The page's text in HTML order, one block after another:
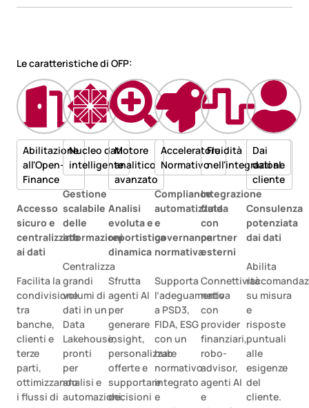
Le caratteristiche di OFP:
Abilitazione
all'Open-
Finance
Accesso
sicuro e
centralizzato
ai dati
Facilita la
condivisione
tra
banche,
clienti e
terze
parti,
ottimizzando
i flussi di
Nucleo dati
intelligente
Gestione
scalabile
delle
informazioni
Centralizza
grandi
volumi di
dati in un
Data
Lakehouse,
pronti
per
analisi e
automazioni.
Motore
analitico
avanzato
Analisi
evoluta e
reportistica
dinamica
Sfrutta
agenti AI
per
generare
insight,
personalizzare
offerte e
supportare
decisioni
Acceleratore
Normativo
Compliance
automatizzata
e
governance
normativa
Supporta
l’adeguamento
a PSD3,
FIDA, ESG
con un
hub
normativo
integrato
e
Fluidità
nell'integrazione
Integrazione
fluida
con
partner
esterni
Connettività
nativa
con
provider
finanziari,
robo-
advisor,
agenti AI
e
Dai
dati al
cliente
Consulenza
potenziata
dai dati
Abilita
su misura
e
risposte
puntuali
alle
esigenze
del
cliente.